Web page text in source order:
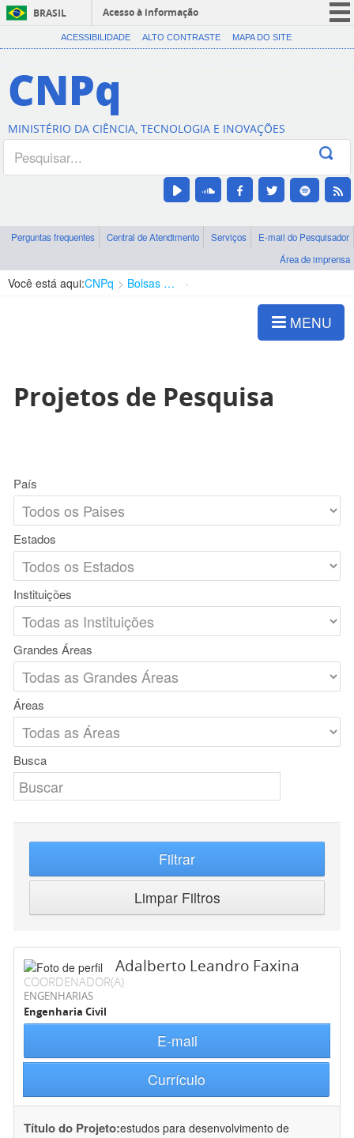
BRASIL
Acesso à informação
CORONAVÍRUS (COVID-19)
Canais
ACESSIBILIDADE ALTO CONTRASTE MAPA DO SITE
CNPq
MINISTÉRIO DA CIÊNCIA, TECNOLOGIA E INOVAÇÕES
Perguntas frequentes Central de Atendimento Serviços
E-mail do Pesquisador
Área de imprensa
Você está aqui:CNPq Bolsas e Auxílios Vigentes
MENU
Projetos de Pesquisa
País
Estados
Instituições
Grandes Áreas
Áreas
Busca
Filtrar
Limpar Filtros
Adalberto Leandro Faxina
COORDENADOR(A)
ENGENHARIAS
Engenharia Civil
E-mail
Currículo
Título do Projeto:estudos para desenvolvimento de